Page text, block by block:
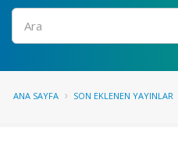
Ara
ANA SAYFA SON EKLENEN YAYINLAR